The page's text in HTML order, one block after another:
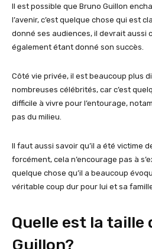
Il est possible que Bruno Guillon
l’avenir, c’est quelque chose qui est
donné ses audiences, il devrait aussi
également étant donné son succès.
Côté vie privée, il est beaucoup plus
nombreuses célébrités, car c’est
difficile à vivre pour l’entourage,
pas du milieu.
Il faut aussi savoir qu’il a été victime
forcément, cela n’encourage pas à
quelque chose qu’il a beaucoup
véritable coup dur pour lui et sa
Quelle est la taille
Guillon?